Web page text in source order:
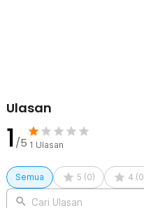
Ulasan
1/5 1 Ulasan
Semua 5 (0) 4 (0
Cari Ulasan